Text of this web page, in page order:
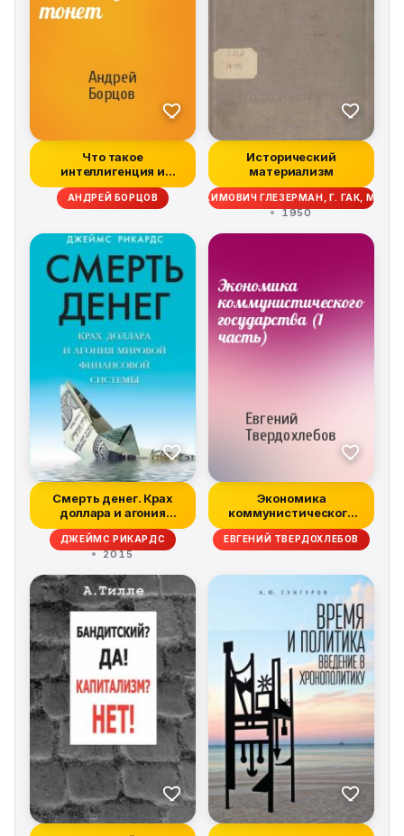
Что такое
интеллигенция и
почему она не тонет
АНДРЕЙ БОРЦОВ
Исторический
материализм
КОНСТАНТИНОВ, ГРИГОРИЙ ЕРУХИМОВИЧ ГЛЕЗЕРМАН, Г. ГАК,
1950
Смерть денег. Крах
доллара и агония
мировой финанс...
ДЖЕЙМС РИКАРДС
2015
Экономика
коммунистического
государства (1 часть)
ЕВГЕНИЙ ТВЕРДОХЛЕБОВ